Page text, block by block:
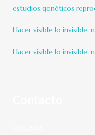
estudios genéticos
Hacer visible lo invisible:
Hacer visible lo invisible: